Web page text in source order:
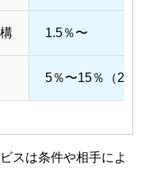
1.5％〜
5％〜15％（2者
スは条件や相手によ